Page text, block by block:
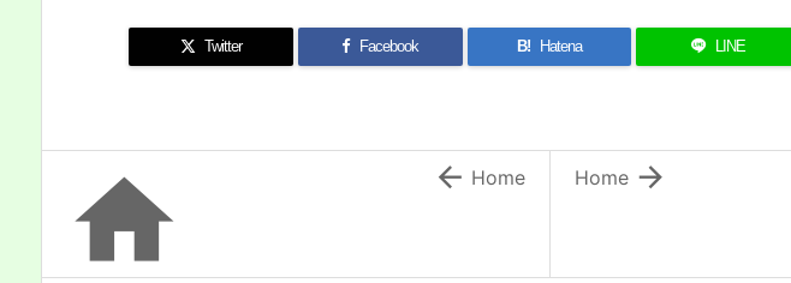
Twitter Facebook B! Hatena LINE

Home
  Home